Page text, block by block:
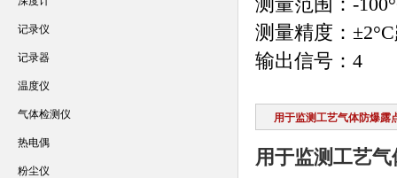
测量精度：
输出信号：4
用于监测工艺气体防爆露
用于监测工艺
记录仪
记录器
温度仪
气体检测仪
热电偶
粉尘仪